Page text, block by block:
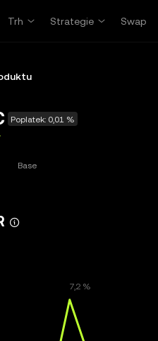
Trh Strategie Swap
Poplatek: 0,01 %
Base